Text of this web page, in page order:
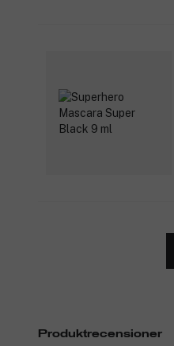
Produktrecensioner